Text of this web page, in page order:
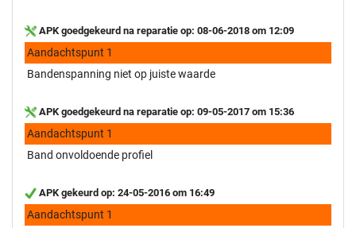
APK goedgekeurd na reparatie op: 08-06-2018 om 12:09
Aandachtspunt 1
Bandenspanning niet op juiste waarde
APK goedgekeurd na reparatie op: 09-05-2017 om 15:36
Aandachtspunt 1
Band onvoldoende profiel
APK gekeurd op: 24-05-2016 om 16:49
Aandachtspunt 1